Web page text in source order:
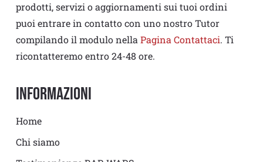
prodotti, servizi o aggiornamenti sui tuoi ordini
puoi entrare in contatto con uno nostro Tutor
compilando il modulo nella Pagina Contattaci. Ti
ricontatteremo entro 24-48 ore.
Informazioni
Home
Chi siamo